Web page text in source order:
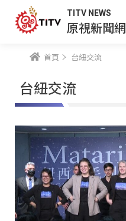
TITV NEWS
原視新聞網
首頁 台紐交流
台紐交流